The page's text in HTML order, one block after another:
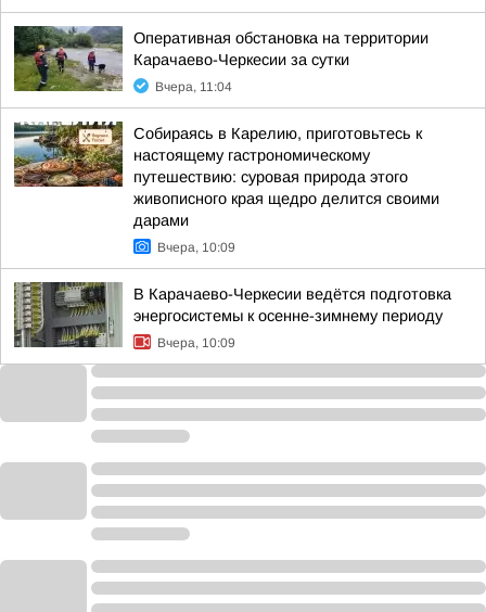
Оперативная обстановка на территории
Карачаево-Черкесии за сутки
Вчера, 11:04
Собираясь в Карелию, приготовьтесь к
настоящему гастрономическому
путешествию: суровая природа этого
живописного края щедро делится своими
дарами
Вчера, 10:09
В Карачаево-Черкесии ведётся подготовка
энергосистемы к осенне-зимнему периоду
Вчера, 10:09